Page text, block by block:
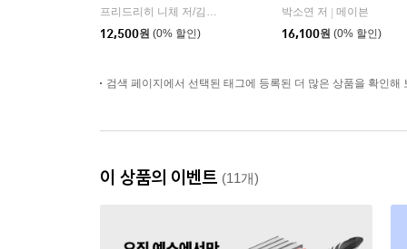
프리드리히 니체 저/김철 편역
12,500원 (0% 할인)
박소연 저
메이븐
16,100원 (0% 할인)
검색 페이지에서 선택된 태그에 등록된 더 많은 상품을 확인해
이 상품의 이벤트 (11개)